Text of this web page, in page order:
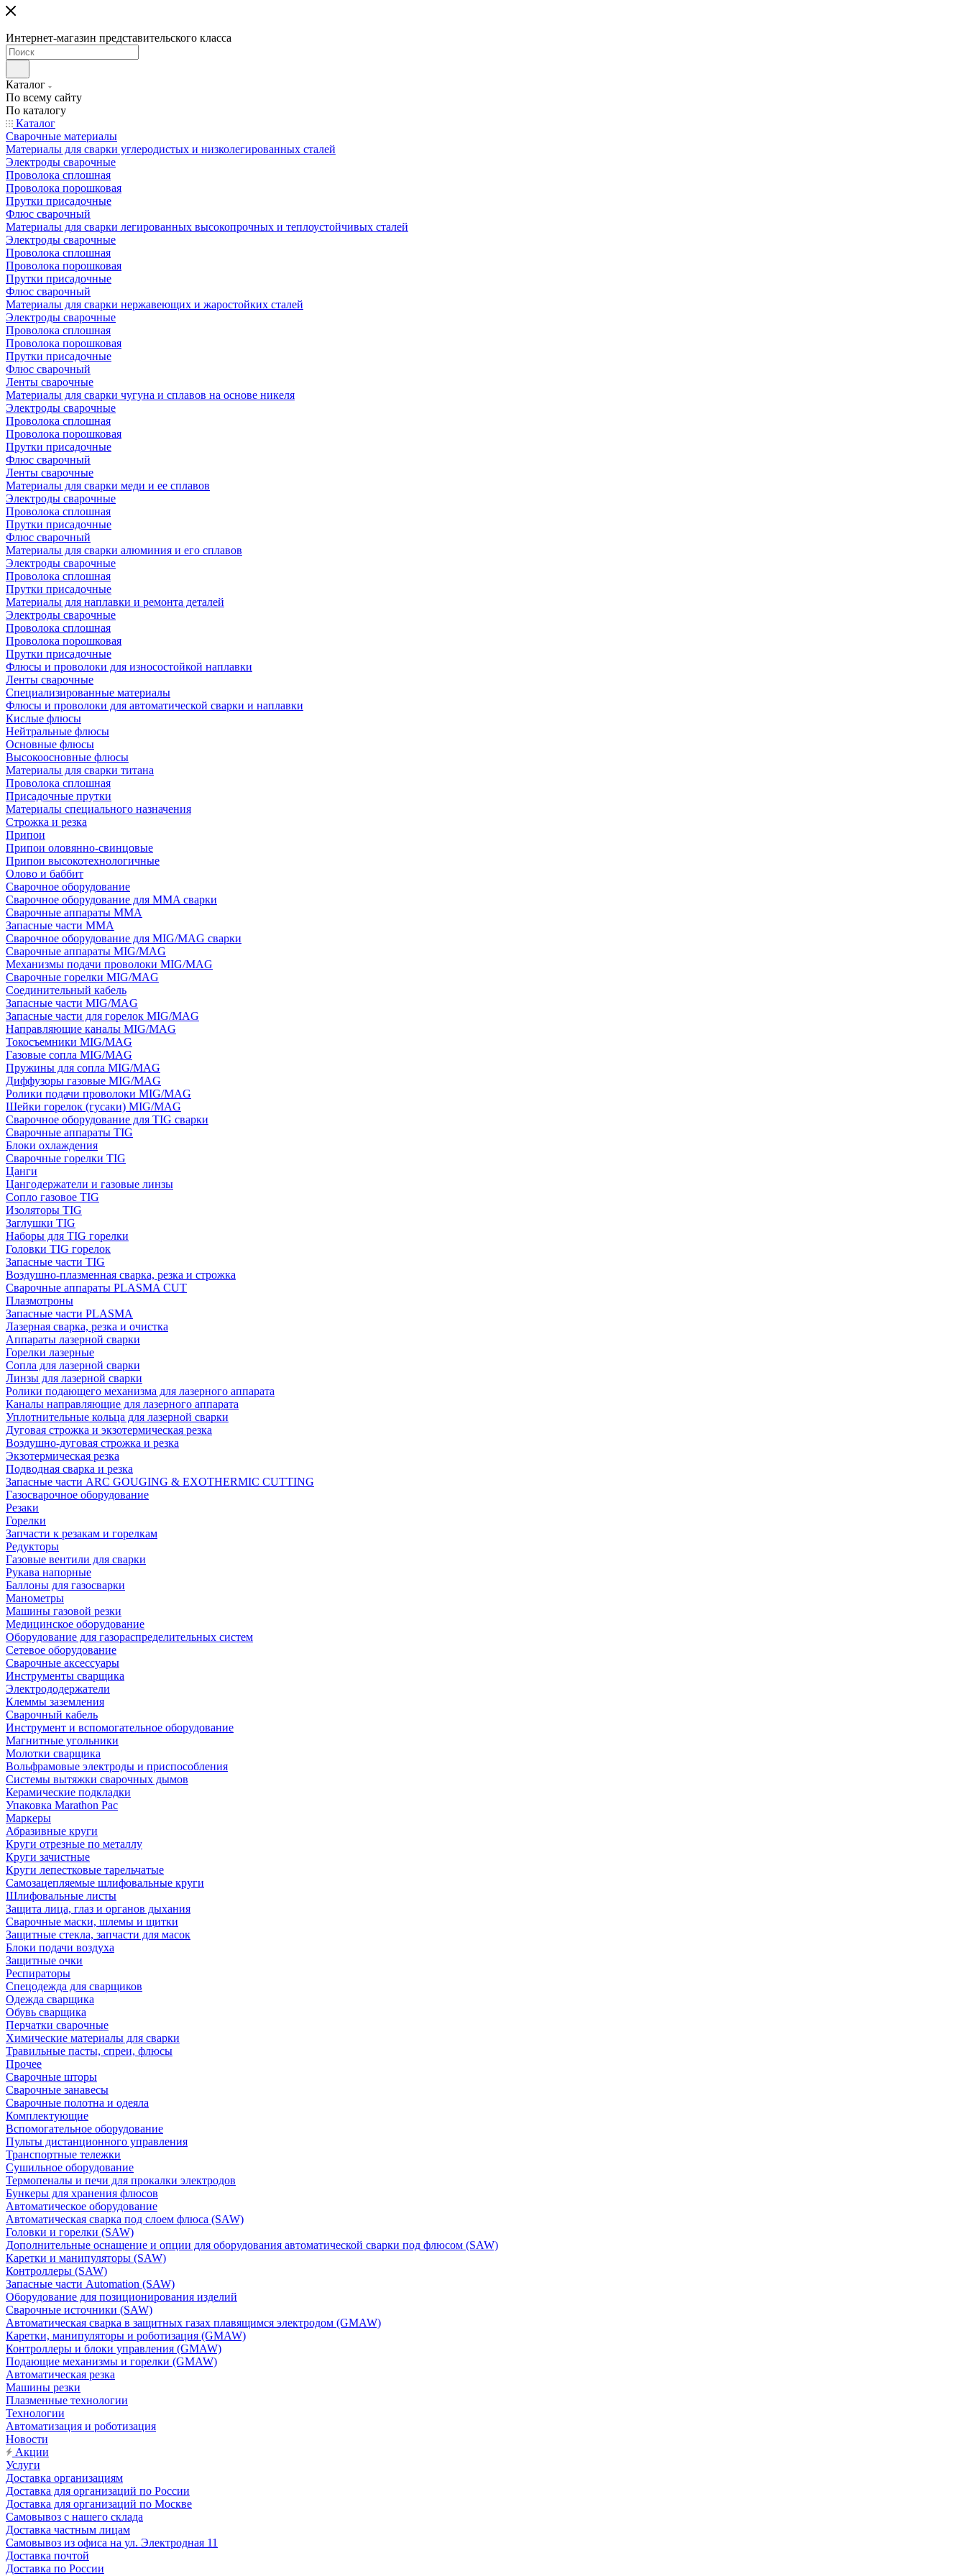
Интернет-магазин представительского класса
Каталог
По всему сайту
По каталогу
Каталог
Сварочные материалы
Материалы для сварки углеродистых и низколегированных сталей
Электроды сварочные
Проволока сплошная
Проволока порошковая
Прутки присадочные
Флюс сварочный
Материалы для сварки легированных высокопрочных и теплоустойчивых сталей
Электроды сварочные
Проволока сплошная
Проволока порошковая
Прутки присадочные
Флюс сварочный
Материалы для сварки нержавеющих и жаростойких сталей
Электроды сварочные
Проволока сплошная
Проволока порошковая
Прутки присадочные
Флюс сварочный
Ленты сварочные
Материалы для сварки чугуна и сплавов на основе никеля
Электроды сварочные
Проволока сплошная
Проволока порошковая
Прутки присадочные
Флюс сварочный
Ленты сварочные
Материалы для сварки меди и ее сплавов
Электроды сварочные
Проволока сплошная
Прутки присадочные
Флюс сварочный
Материалы для сварки алюминия и его сплавов
Электроды сварочные
Проволока сплошная
Прутки присадочные
Материалы для наплавки и ремонта деталей
Электроды сварочные
Проволока сплошная
Проволока порошковая
Прутки присадочные
Флюсы и проволоки для износостойкой наплавки
Ленты сварочные
Специализированные материалы
Флюсы и проволоки для автоматической сварки и наплавки
Кислые флюсы
Нейтральные флюсы
Основные флюсы
Высокоосновные флюсы
Материалы для сварки титана
Проволока сплошная
Присадочные прутки
Материалы специального назначения
Строжка и резка
Припои
Припои оловянно-свинцовые
Припои высокотехнологичные
Олово и баббит
Сварочное оборудование
Сварочное оборудование для MMA сварки
Сварочные аппараты MMA
Запасные части MMA
Сварочное оборудование для MIG/MAG сварки
Сварочные аппараты MIG/MAG
Механизмы подачи проволоки MIG/MAG
Сварочные горелки MIG/MAG
Соединительный кабель
Запасные части MIG/MAG
Запасные части для горелок MIG/MAG
Направляющие каналы MIG/MAG
Токосъемники MIG/MAG
Газовые сопла MIG/MAG
Пружины для сопла MIG/MAG
Диффузоры газовые MIG/MAG
Ролики подачи проволоки MIG/MAG
Шейки горелок (гусаки) MIG/MAG
Сварочное оборудование для TIG сварки
Сварочные аппараты TIG
Блоки охлаждения
Сварочные горелки TIG
Цанги
Цангодержатели и газовые линзы
Сопло газовое TIG
Изоляторы TIG
Заглушки TIG
Наборы для TIG горелки
Головки TIG горелок
Запасные части TIG
Воздушно-плазменная сварка, резка и строжка
Сварочные аппараты PLASMA CUT
Плазмотроны
Запасные части PLASMA
Лазерная сварка, резка и очистка
Аппараты лазерной сварки
Горелки лазерные
Сопла для лазерной сварки
Линзы для лазерной сварки
Ролики подающего механизма для лазерного аппарата
Каналы направляющие для лазерного аппарата
Уплотнительные кольца для лазерной сварки
Дуговая строжка и экзотермическая резка
Воздушно-дуговая строжка и резка
Экзотермическая резка
Подводная сварка и резка
Запасные части ARC GOUGING & EXOTHERMIC CUTTING
Газосварочное оборудование
Резаки
Горелки
Запчасти к резакам и горелкам
Редукторы
Газовые вентили для сварки
Рукава напорные
Баллоны для газосварки
Манометры
Машины газовой резки
Медицинское оборудование
Оборудование для газораспределительных систем
Сетевое оборудование
Сварочные аксессуары
Инструменты сварщика
Электрододержатели
Клеммы заземления
Сварочный кабель
Инструмент и вспомогательное оборудование
Магнитные угольники
Молотки сварщика
Вольфрамовые электроды и приспособления
Системы вытяжки сварочных дымов
Керамические подкладки
Упаковка Marathon Pac
Маркеры
Абразивные круги
Круги отрезные по металлу
Круги зачистные
Круги лепестковые тарельчатые
Самозацепляемые шлифовальные круги
Шлифовальные листы
Защита лица, глаз и органов дыхания
Сварочные маски, шлемы и щитки
Защитные стекла, запчасти для масок
Блоки подачи воздуха
Защитные очки
Респираторы
Спецодежда для сварщиков
Одежда сварщика
Обувь сварщика
Перчатки сварочные
Химические материалы для сварки
Травильные пасты, спреи, флюсы
Прочее
Сварочные шторы
Сварочные занавесы
Сварочные полотна и одеяла
Комплектующие
Вспомогательное оборудование
Пульты дистанционного управления
Транспортные тележки
Сушильное оборудование
Термопеналы и печи для прокалки электродов
Бункеры для хранения флюсов
Автоматическое оборудование
Автоматическая сварка под слоем флюса (SAW)
Головки и горелки (SAW)
Дополнительные оснащение и опции для оборудования автоматической сварки под флюсом (SAW)
Каретки и манипуляторы (SAW)
Контроллеры (SAW)
Запасные части Automation (SAW)
Оборудование для позиционирования изделий
Сварочные источники (SAW)
Автоматическая сварка в защитных газах плавящимся электродом (GMAW)
Каретки, манипуляторы и роботизация (GMAW)
Контроллеры и блоки управления (GMAW)
Подающие механизмы и горелки (GMAW)
Автоматическая резка
Машины резки
Плазменные технологии
Технологии
Автоматизация и роботизация
Новости
Акции
Услуги
Доставка организациям
Доставка для организаций по России
Доставка для организаций по Москве
Самовывоз с нашего склада
Доставка частным лицам
Самовывоз из офиса на ул. Электродная 11
Доставка почтой
Доставка по России